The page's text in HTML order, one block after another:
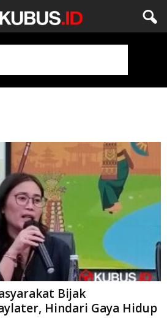
Bijak
Hindari Gaya Hidup